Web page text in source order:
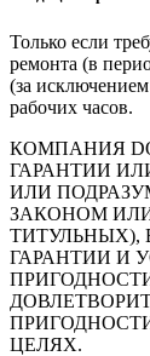
Только если
ремонта (в
(за
рабочих часов.
КОМПАНИЯ
ГАРАНТИИ
ИЛИ
ЗАКОНОМ
ТИТУЛЬНЫХ),
ГАРАНТИИ И
ЦЕЛЯХ.